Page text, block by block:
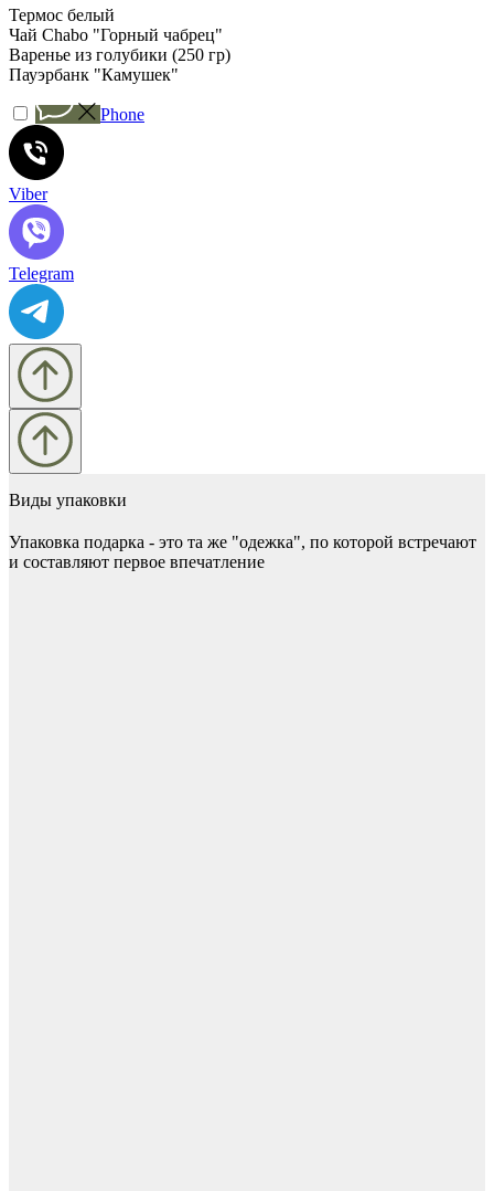
Термос белый
Чай Chabo "Горный чабрец"
Варенье из голубики (250 гр)
Пауэрбанк "Камушек"
Phone
Viber
Telegram
Виды упаковки
Упаковка подарка - это та же "одежка", по которой встречают
и составляют первое впечатление